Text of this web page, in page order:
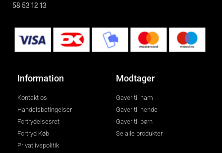
58 53 12 13
Information
Kontakt os
Handelsbetingelser
Fortrydelsesret
Fortryd Køb
Privatlivspolitik
Modtager
Gaver til ham
Gaver til hende
Gaver til børn
Se alle produkter